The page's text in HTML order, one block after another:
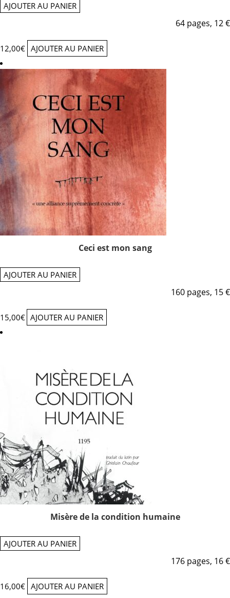
AJOUTER AU PANIER
64 pages, 12 €
12,00€ AJOUTER AU PANIER
Ceci est mon sang
AJOUTER AU PANIER
160 pages, 15 €
15,00€ AJOUTER AU PANIER
Misère de la condition humaine
AJOUTER AU PANIER
176 pages, 16 €
16,00€ AJOUTER AU PANIER